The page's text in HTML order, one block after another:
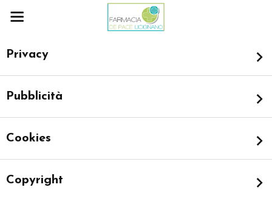
Privacy
Pubblicità
Cookies
Copyright